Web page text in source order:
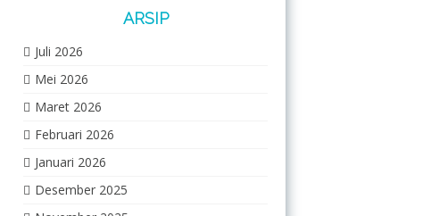
ARSIP
Juli 2026
Mei 2026
Maret 2026
Februari 2026
Januari 2026
Desember 2025